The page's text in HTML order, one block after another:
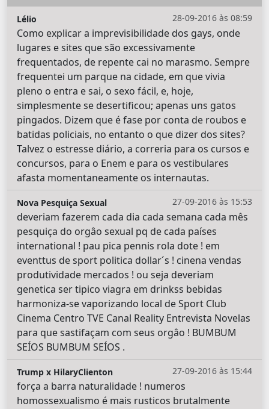
28-09-2016 às 08:59
Lélio
Como explicar a imprevisibilidade dos gays, onde
lugares e sites que são excessivamente
frequentados, de repente cai no marasmo. Sempre
frequentei um parque na cidade, em que vivia
pleno o entra e sai, o sexo fácil, e, hoje,
simplesmente se desertificou; apenas uns gatos
pingados. Dizem que é fase por conta de roubos e
batidas policiais, no entanto o que dizer dos sites?
Talvez o estresse diário, a correria para os cursos e
concursos, para o Enem e para os vestibulares
afasta momentaneamente os internautas.
27-09-2016 às 15:53
Nova Pesquiça Sexual
deveriam fazerem cada dia cada semana cada mês
pesquiça do orgâo sexual pq de cada países
international ! pau pica pennis rola dote ! em
eventtus de sport politica dollar´s ! cinena vendas
produtividade mercados ! ou seja deveriam
genetica ser tipico viagra em drinkss bebidas
harmoniza-se vaporizando local de Sport Club
Cinema Centro TVE Canal Reality Entrevista Novelas
para que sastifaçam com seus orgâo ! BUMBUM
SEÍOS BUMBUM SEÍOS .
27-09-2016 às 15:44
Trump x HilaryClienton
força a barra naturalidade ! numeros
homossexualismo é mais rusticos brutalmente